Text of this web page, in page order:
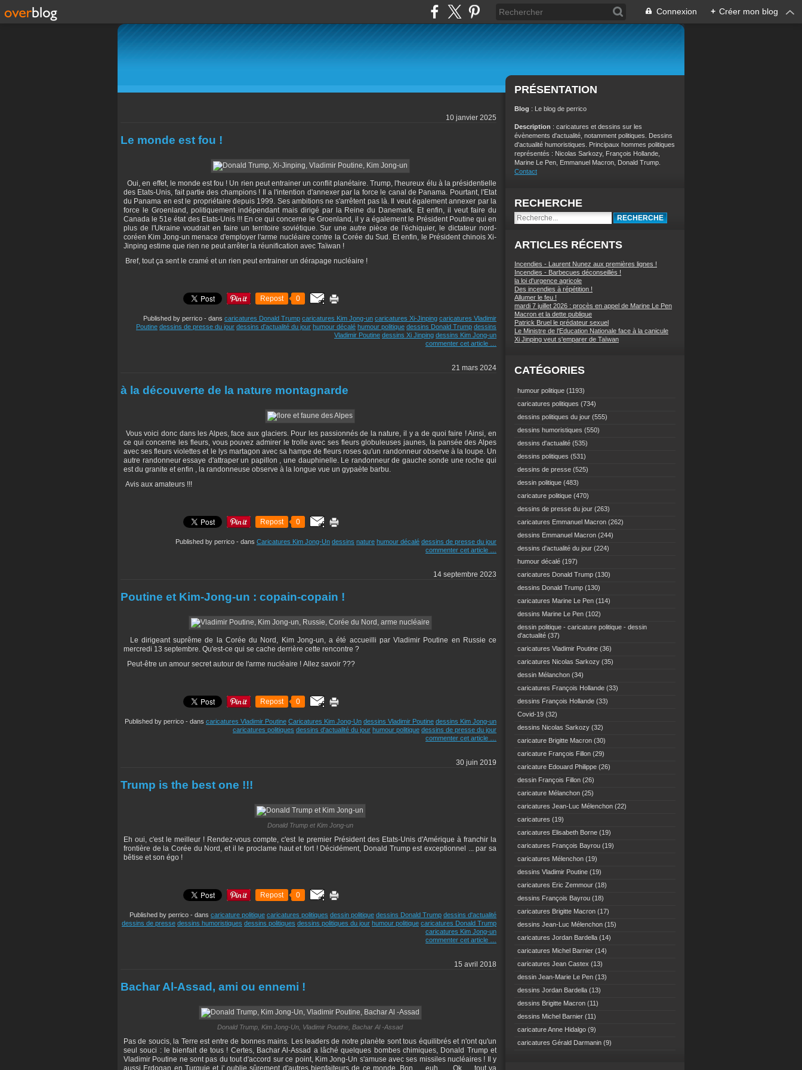
Connexion + Créer mon blog
10 janvier 2025
Le monde est fou !
Oui, en effet, le monde est fou ! Un rien peut entrainer un conflit planétaire. Trump, l'heureux élu à la présidentielle
des Etats-Unis, fait partie des champions ! Il a l'intention d'annexer par la force le canal de Panama. Pourtant, l'Etat
du Panama en est le propriétaire depuis 1999. Ses ambitions ne s'arrêtent pas là. Il veut également annexer par la
force le Groenland, politiquement indépendant mais dirigé par la Reine du Danemark. Et enfin, il veut faire du
Canada le 51e état des Etats-Unis !!! En ce qui concerne le Groenland, il y a également le Président Poutine qui en
plus de l'Ukraine voudrait en faire un territoire soviétique. Sur une autre pièce de l'échiquier, le dictateur nord-
coréen Kim Jong-un menace d'employer l'arme nucléaire contre la Corée du Sud. Et enfin, le Président chinois Xi-
Jinping estime que rien ne peut arrêter la réunification avec Taïwan !
Bref, tout ça sent le cramé et un rien peut entrainer un dérapage nucléaire !
Repost 0
Published by perrico - dans caricatures Donald Trump caricatures Kim Jong-un caricatures Xi-Jinping caricatures Vladimir
Poutine dessins de presse du jour dessins d'actualité du jour humour décalé humour politique dessins Donald Trump dessins
Vladimir Poutine dessins Xi Jinping dessins Kim Jong-un
commenter cet article
21 mars 2024
à la découverte de la nature montagnarde
Vous voici donc dans les Alpes, face aux glaciers. Pour les passionnés de la nature, il y a de quoi faire ! Ainsi, en
ce qui concerne les fleurs, vous pouvez admirer le trolle avec ses fleurs globuleuses jaunes, la pansée des Alpes
avec ses fleurs violettes et le lys martagon avec sa hampe de fleurs roses qu'un randonneur observe à la loupe. Un
autre randonneur essaye d'attraper un papillon , une dauphinelle. Le randonneur de gauche sonde une roche qui
est du granite et enfin , la randonneuse observe à la longue vue un gypaète barbu.
Avis aux amateurs !!!
Repost 0
Published by perrico - dans Caricatures Kim Jong-Un dessins nature humour décalé dessins de presse du jour
commenter cet article
14 septembre 2023
Poutine et Kim-Jong-un : copain-copain !
Le dirigeant suprême de la Corée du Nord, Kim Jong-un, a été accueilli par Vladimir Poutine en Russie ce
mercredi 13 septembre. Qu'est-ce qui se cache derrière cette rencontre ?
Peut-être un amour secret autour de l'arme nucléaire ! Allez savoir ???
Repost 0
Published by perrico - dans caricatures Vladimir Poutine Caricatures Kim Jong-Un dessins Vladimir Poutine dessins Kim Jong-un
caricatures politiques dessins d'actualité du jour humour politique dessins de presse du jour
commenter cet article
30 juin 2019
Trump is the best one !!!
Donald Trump et Kim Jong-un
Eh oui, c'est le meilleur ! Rendez-vous compte, c'est le premier Président des Etats-Unis d'Amérique à franchir la
frontière de la Corée du Nord, et il le proclame haut et fort ! Décidément, Donald Trump est exceptionnel ... par sa
bêtise et son égo !
Repost 0
Published by perrico - dans caricature politique caricatures politiques dessin politique dessins Donald Trump dessins d'actualité
dessins de presse dessins humoristiques dessins politiques dessins politiques du jour humour politique caricatures Donald Trump
caricatures Kim Jong-un
commenter cet article
15 avril 2018
Bachar Al-Assad, ami ou ennemi !
Donald Trump, Kim Jong-Un, Vladimir Poutine, Bachar Al -Assad
Pas de soucis, la Terre est entre de bonnes mains. Les leaders de notre planète sont tous équilibrés et n'ont qu'un
seul souci : le bienfait de tous ! Certes, Bachar Al-Assad a lâché quelques bombes chimiques, Donald Trump et
Vladimir Poutine ne sont pas du tout d'accord sur ce point, Kim Jong-Un s'amuse avec ses missiles nucléaires ! Il y
aussi Erdogan en Turquie et j' oublie sûrement d'autres bienfaiteurs de ce monde. Bon ..., euh ... , Ok ..., tout va
PRÉSENTATION
Blog : Le blog de perrico
Description : caricatures et dessins sur les
évènements d'actualité, notamment politiques. Dessins
d'actualité humoristiques. Principaux hommes politiques
représentés : Nicolas Sarkozy, François Hollande,
Marine Le Pen, Emmanuel Macron, Donald Trump.
Contact
RECHERCHE
ARTICLES RÉCENTS
Incendies - Laurent Nunez aux premières lignes !
Incendies - Barbecues déconseillés !
la loi d'urgence agricole
Des incendies à répétition !
Allumer le feu !
mardi 7 juillet 2026 : procès en appel de Marine Le Pen
Macron et la dette publique
Patrick Bruel le prédateur sexuel
Le Ministre de l'Education Nationale face à la canicule
Xi Jinping veut s'emparer de Taïwan
CATÉGORIES
humour politique (1193)
caricatures politiques (734)
dessins politiques du jour (555)
dessins humoristiques (550)
dessins d'actualité (535)
dessins politiques (531)
dessins de presse (525)
dessin politique (483)
caricature politique (470)
dessins de presse du jour (263)
caricatures Emmanuel Macron (262)
dessins Emmanuel Macron (244)
dessins d'actualité du jour (224)
humour décalé (197)
caricatures Donald Trump (130)
dessins Donald Trump (130)
caricatures Marine Le Pen (114)
dessins Marine Le Pen (102)
dessin politique - caricature politique - dessin
d'actualité (37)
caricatures Vladimir Poutine (36)
caricatures Nicolas Sarkozy (35)
dessin Mélanchon (34)
caricatures François Hollande (33)
dessins François Hollande (33)
Covid-19 (32)
dessins Nicolas Sarkozy (32)
caricature Brigitte Macron (30)
caricature François Fillon (29)
caricature Edouard Philippe (26)
dessin François Fillon (26)
caricature Mélanchon (25)
caricatures Jean-Luc Mélenchon (22)
caricatures (19)
caricatures Elisabeth Borne (19)
caricatures François Bayrou (19)
caricatures Mélenchon (19)
dessins Vladimir Poutine (19)
caricatures Eric Zemmour (18)
dessins François Bayrou (18)
caricatures Brigitte Macron (17)
dessins Jean-Luc Mélenchon (15)
caricatures Jordan Bardella (14)
caricatures Michel Barnier (14)
caricatures Jean Castex (13)
dessin Jean-Marie Le Pen (13)
dessins Jordan Bardella (13)
dessins Brigitte Macron (11)
dessins Michel Barnier (11)
caricature Anne Hidalgo (9)
caricatures Gérald Darmanin (9)